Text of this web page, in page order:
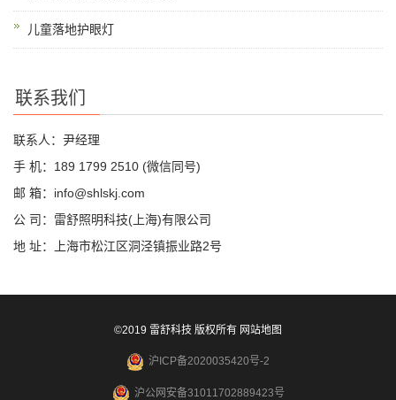
儿童落地护眼灯
联系我们
联系人：尹经理
手 机：189 1799 2510 (微信同号)
邮 箱：info@shlskj.com
公 司：雷舒照明科技(上海)有限公司
地 址：上海市松江区洞泾镇振业路2号
©2019 雷舒科技 版权所有 网站地图
沪ICP备2020035420号-2
沪公网安备31011702889423号